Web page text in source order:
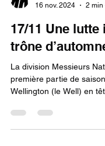
16 nov. 2024
2 min
17/11 Une lutte
trône
La division Messieurs
première partie de
Wellington (le Well)